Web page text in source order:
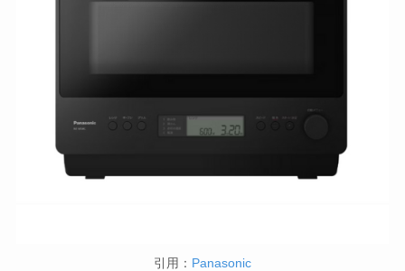
引用： Panasonic